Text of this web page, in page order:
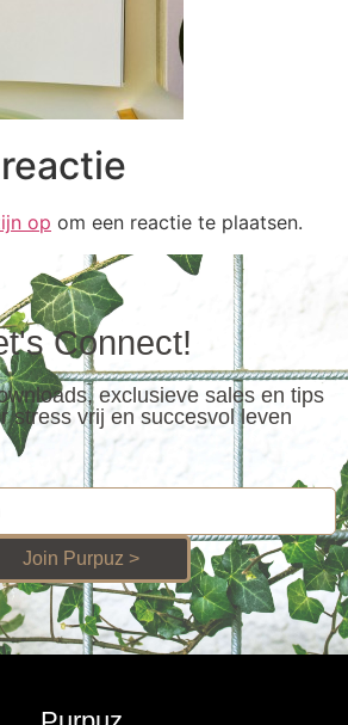
op om een reactie te plaatsen.
Connect!
exclusieve sales en tips
stress vrij en succesvol leven
Join Purpuz >